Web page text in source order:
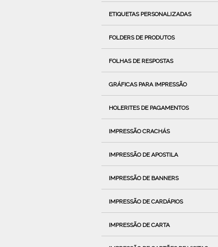
ETIQUETAS PERSONALIZADAS
FOLDERS DE PRODUTOS
FOLHAS DE RESPOSTAS
GRÁFICAS PARA IMPRESSÃO
HOLERITES DE PAGAMENTOS
IMPRESSÃO CRACHÁS
IMPRESSÃO DE APOSTILA
IMPRESSÃO DE BANNERS
IMPRESSÃO DE CARDÁPIOS
IMPRESSÃO DE CARTA